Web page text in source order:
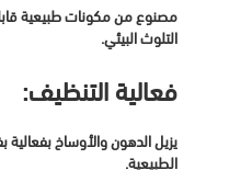
مصنوع من مكونات طبيعية
التلوث البيئي.
فعالية التنظيف:
يزيل الدهون والأوساخ بفعالية
الطبيعية.